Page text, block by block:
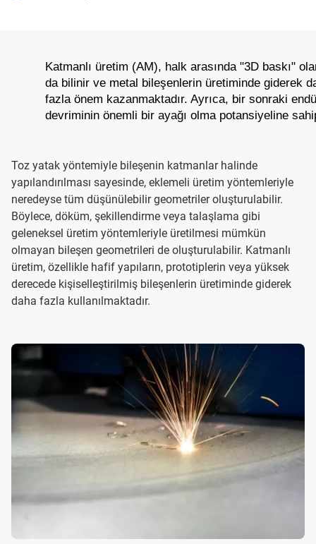
Katmanlı üretim (AM), halk arasında "3D baskı"
da bilinir ve metal bileşenlerin üretiminde giderek
fazla önem kazanmaktadır. Ayrıca, bir sonraki
devriminin önemli bir ayağı olma potansiyeline
Toz yatak yöntemiyle bileşenin katmanlar halinde
yapılandırılması sayesinde, eklemeli üretim yöntemleriyle
neredeyse tüm düşünülebilir geometriler oluşturulabilir.
Böylece, döküm, şekillendirme veya talaşlama gibi
geleneksel üretim yöntemleriyle üretilmesi mümkün
olmayan bileşen geometrileri de oluşturulabilir. Katmanlı
üretim, özellikle hafif yapıların, prototiplerin veya yüksek
derecede kişiselleştirilmiş bileşenlerin üretiminde giderek
daha fazla kullanılmaktadır.